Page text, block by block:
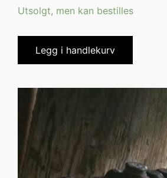
Utsolgt, men kan bestilles
Legg i handlekurv